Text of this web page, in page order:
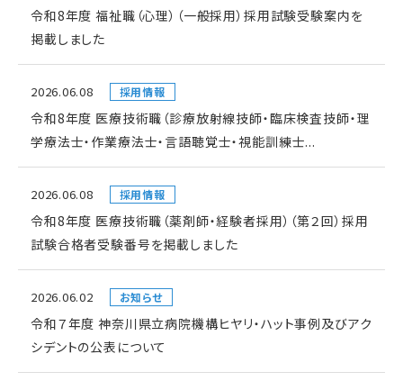
令和8年度 福祉職（心理）（一般採用）採用試験受験案内を
掲載しました
2026.06.08 採用情報
令和8年度 医療技術職（診療放射線技師・臨床検査技師・理
学療法士・作業療法士・言語聴覚士・視能訓練士...
2026.06.08 採用情報
令和8年度 医療技術職（薬剤師・経験者採用）（第２回）採用
試験合格者受験番号を掲載しました
2026.06.02 お知らせ
令和７年度 神奈川県立病院機構ヒヤリ・ハット事例及びアク
シデントの公表について